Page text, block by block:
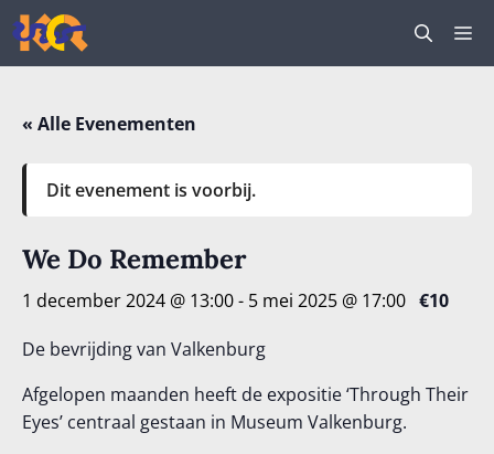
Ga
naar
de
« Alle Evenementen
Dit evenement is voorbij.
We Do Remember
1 december 2024 @ 13:00- 5 mei 2025 @ 17:00 €10
De bevrijdingvan Valkenburg
Afgelopen maanden heeft de expositie‘Through Their
Eyes’ centraal gestaan in Museum Valkenburg.